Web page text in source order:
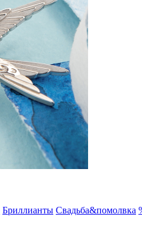
Бриллианты Свадьба&помолвка